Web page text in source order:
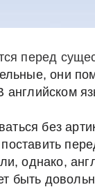
перед
, они
английском
без
однако,
быть